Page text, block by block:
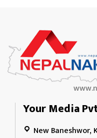
Your Media
New Baneshwor,